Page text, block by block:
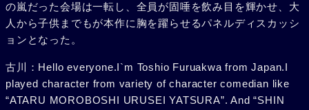
の嵐だった会場は一転し、全員が固唾を飲み目を輝かせ、大
人から子供までもが本作に胸を躍らせるパネルディスカッシ
ョンとなった。
古川：Hello everyone.I`m Toshio Furuakwa from Japan.I
played character from variety of character comedian like
“ATARU MOROBOSHI URUSEI YATSURA”. And “SHIN